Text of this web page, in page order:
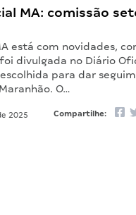
MA: comissão
está com novidades,
divulgada no Diário
para dar
O…
2025 Compartilhe: